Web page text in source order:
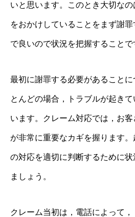
いと思います。このとき大切な
をおかけしていることをまず謝
で良いので状況を把握することで
最初に謝罪する必要があること
とんどの場合，トラブルが起き
います。クレーム対応では，お
が非常に重要なカギを握ります
の対応を適切に判断するために
ましょう。
クレーム当初は，電話によって